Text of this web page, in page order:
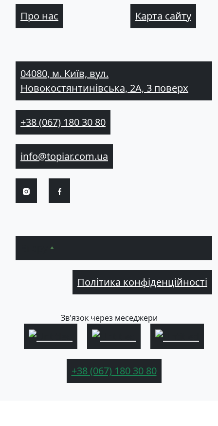
Про нас Карта сайту
04080, м. Київ, вул.
Новокостянтинівська, 2А, 3 поверх
+38 (067) 180 30 80
info@topiar.com.ua
Політика конфіденційності
Зв'язок через меседжери
+38 (067) 180 30 80